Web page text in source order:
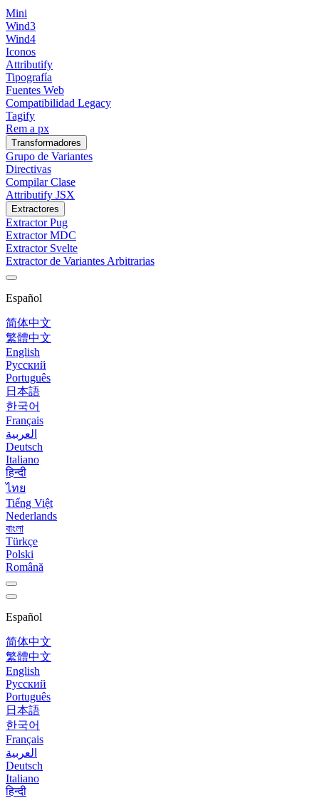
Mini
Wind3
Wind4
Iconos
Attributify
Tipografía
Fuentes Web
Compatibilidad Legacy
Tagify
Rem a px
Transformadores
Grupo de Variantes
Directivas
Compilar Clase
Attributify JSX
Extractores
Extractor Pug
Extractor MDC
Extractor Svelte
Extractor de Variantes Arbitrarias
Español
简体中文
繁體中文
English
Русский
Português
日本語
한국어
Français
العربية
Deutsch
Italiano
हिन्दी
ไทย
Tiếng Việt
Nederlands
বাংলা
Türkçe
Polski
Română
Español
简体中文
繁體中文
English
Русский
Português
日本語
한국어
Français
العربية
Deutsch
Italiano
हिन्दी